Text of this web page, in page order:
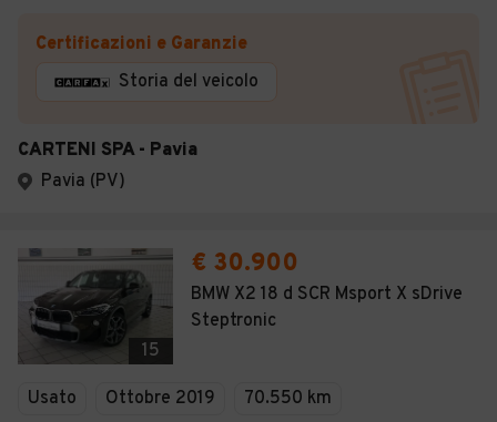
Certificazioni e Garanzie
Storia del veicolo
CARTENI SPA - Pavia
Pavia (PV)
15
€ 30.900
BMW X2 18 d SCR Msport X sDrive
Steptronic
Usato Ottobre 2019 70.550 km